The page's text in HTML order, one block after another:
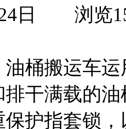
日 浏览
油桶搬运车
干满载的
护指套锁